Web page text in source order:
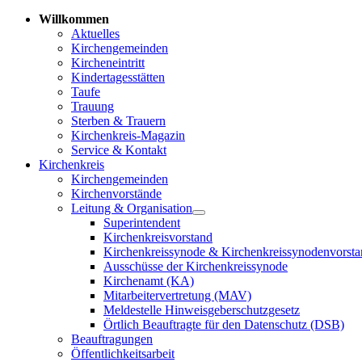
Willkommen
Aktuelles
Kirchengemeinden
Kircheneintritt
Kindertagesstätten
Taufe
Trauung
Sterben & Trauern
Kirchenkreis-Magazin
Service & Kontakt
Kirchenkreis
Kirchengemeinden
Kirchenvorstände
Leitung & Organisation
Superintendent
Kirchenkreisvorstand
Kirchenkreissynode &
Ausschüsse der Kirchenkreissynode
Kirchenamt (KA)
Mitarbeitervertretung (MAV)
Meldestelle Hinweisgeberschutzgesetz
Örtlich Beauftragte für den Datenschutz (DSB)
Beauftragungen
Öffentlichkeitsarbeit